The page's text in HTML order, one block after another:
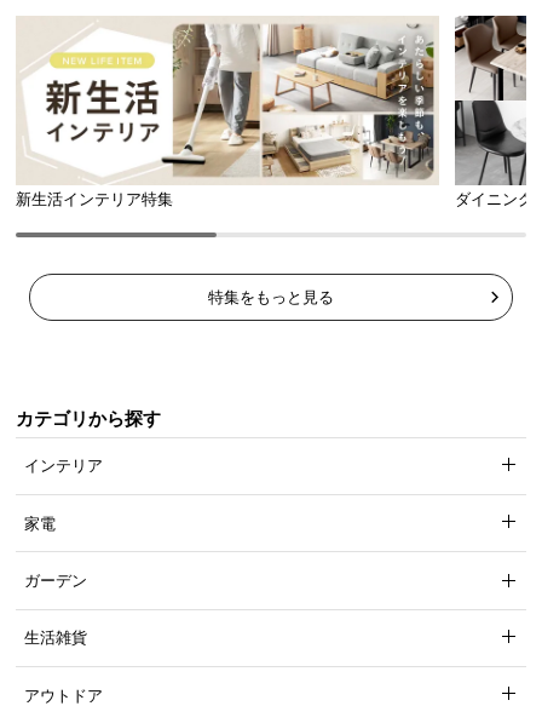
新生活インテリア特集 ダイニング
特集をもっと見る
カテゴリから探す
インテリア
家電
ガーデン
生活雑貨
アウトドア